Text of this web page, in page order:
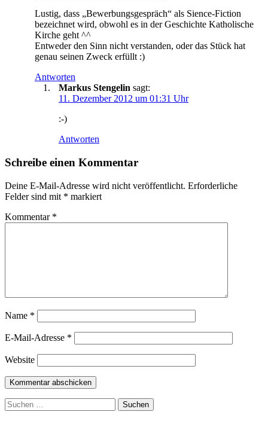
Lustig, dass „Bewerbungsgespräch“ als Sience-Fiction
bezeichnet wird, obwohl es in der Geschichte Katholische
Kirche geht ^^
Entweder den Sinn nicht verstanden, oder das Stück hat
genau seinen Zweck erfüllt :)
Antworten
Markus Stengelin sagt:
11. Dezember 2012 um 01:31 Uhr
:-)
Antworten
Schreibe einen Kommentar
Deine E-Mail-Adresse wird nicht veröffentlicht. Erforderliche
Felder sind mit * markiert
Kommentar *
Name *
E-Mail-Adresse *
Website
Suchen
nach: